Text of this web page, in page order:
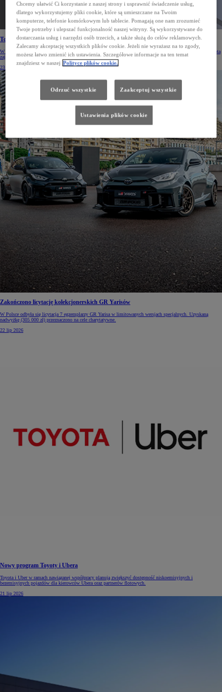
Toyota w czołówce najbardziej innowacyjnych firm
W rankingu najbardziej innowacyjnych firm w dziedzinie sztucznej inteligencji Harrity Patent Analytics Toyota
zajęła 6. miejsce z liczbą 502 patentów AI.
23 lip 2026
Zakończono licytację kolekcjonerskich GR Yarisów
W Polsce odbyła się licytacja 7 egzemplarzy GR Yarisa w limitowanych wersjach specjalnych. Uzyskaną
nadwyżkę (305 000 zł) przeznaczono na cele charytatywne.
22 lip 2026
Nowy program Toyoty i Ubera
Toyota i Uber w ramach nawiązanej współpracy planują zwiększyć dostępność niskoemisyjnych i
bezemisyjnych pojazdów dla kierowców Ubera oraz partnerów flotowych.
21 lip 2026
Chcemy ułatwić Ci korzystanie z naszej strony i usprawnić świadczenie usług,
dlatego wykorzystujemy pliki cookie, które są umieszczane na Twoim
komputerze, telefonie komórkowym lub tablecie. Pomagają one nam zrozumieć
Twoje potrzeby i ulepszać funkcjonalność naszej witryny. Są wykorzystywane do
dostarczania usług i narzędzi osób trzecich, a także służą do celów reklamowych.
Zalecamy akceptację wszystkich plików cookie. Jeżeli nie wyrażasz na to zgody,
możesz łatwo zmienić ich ustawienia. Szczegółowe informacje na ten temat
znajdziesz w naszej Polityce plików cookie.
Odrzuć wszystkie Zaakceptuj wszystkie
Ustawienia plików cookie